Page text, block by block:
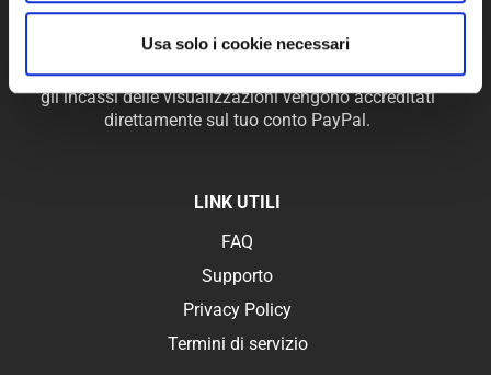
Usa solo i cookie necessari
Con WimTV puoi monetizzare i tuoi video in pay per view,
gli incassi delle visualizzazioni vengono accreditati
direttamente sul tuo conto PayPal.
LINK UTILI
FAQ
Supporto
Privacy Policy
Termini di servizio